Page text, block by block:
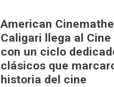
American
Caligari llega al
con un ciclo
clásicos que
historia del cine